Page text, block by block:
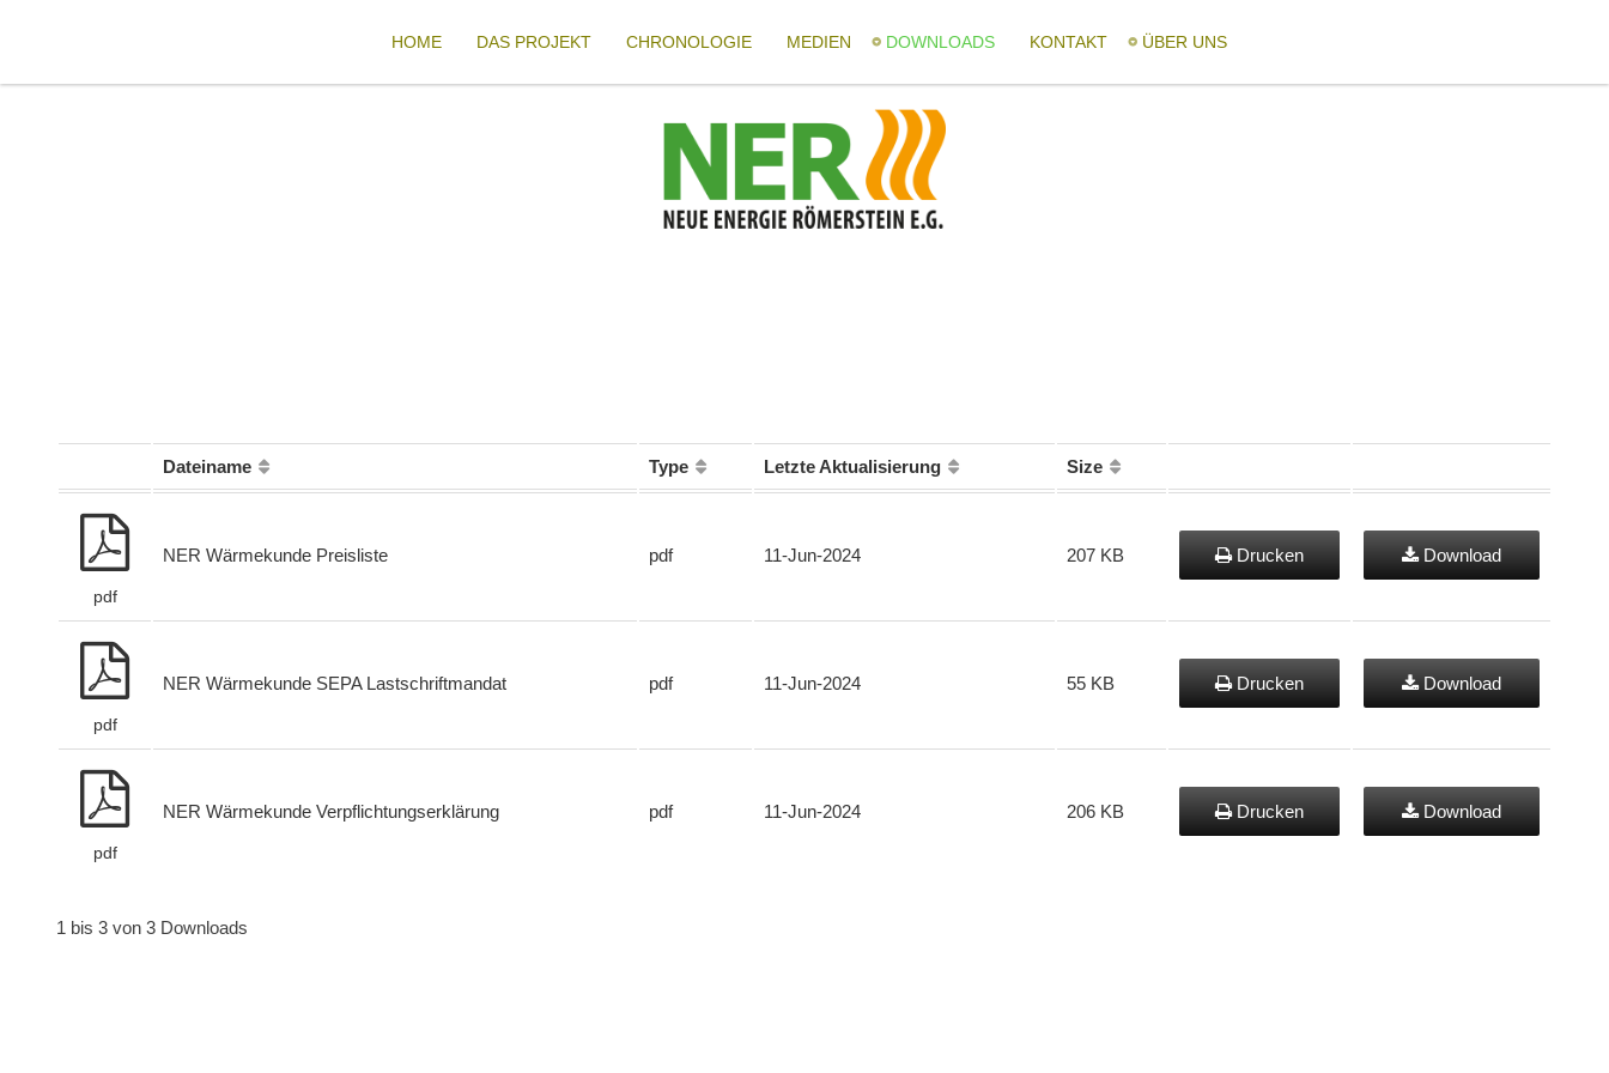
HOME DAS PROJEKT CHRONOLOGIE MEDIEN DOWNLOADS KONTAKT ÜBER UNS
Dateiname Type Letzte Aktualisierung Size
pdf
NER Wärmekunde Preisliste pdf 11-Jun-2024 207 KB Drucken Download
pdf
NER Wärmekunde SEPA Lastschriftmandat pdf 11-Jun-2024 55 KB Drucken Download
pdf
NER Wärmekunde Verpflichtungserklärung pdf 11-Jun-2024 206 KB Drucken Download
1 bis 3 von 3 Downloads